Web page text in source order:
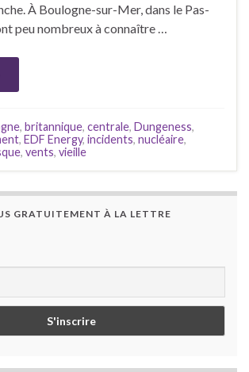
À Boulogne-sur-Mer, dans le Pas-
peu nombreux à connaître …
, britannique, centrale, Dungeness,
, EDF Energy, incidents, nucléaire,
, vents, vieille
GRATUITEMENT À LA LETTRE